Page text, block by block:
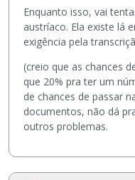
Enquanto isso, vai
austríaco. Ela existe lá
exigência pela
(creio que as chances
que 20% pra ter um
de chances de passar
documentos, não dá
outros problemas.